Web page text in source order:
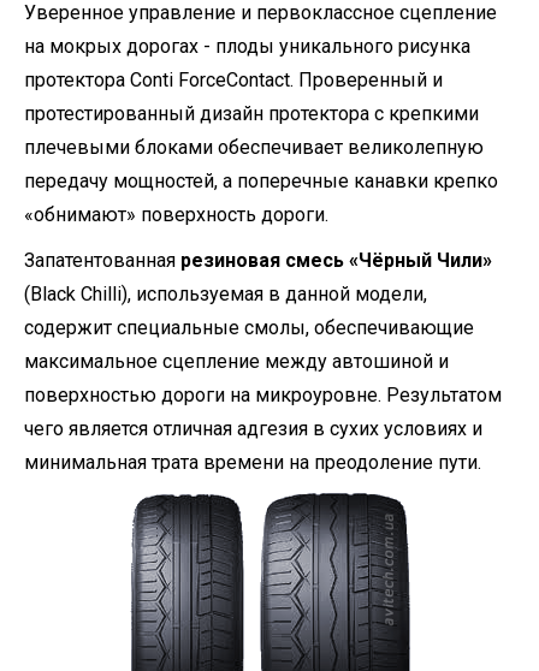
Уверенное управление и первоклассное сцепление
на мокрых дорогах - плоды уникального рисунка
протектора Conti ForceContact. Проверенный и
протестированный дизайн протектора с крепкими
плечевыми блоками обеспечивает великолепную
передачу мощностей, а поперечные канавки крепко
«обнимают» поверхность дороги.
Запатентованная резиновая смесь «Чёрный Чили»
(Black Chilli), используемая в данной модели,
содержит специальные смолы, обеспечивающие
максимальное сцепление между автошиной и
поверхностью дороги на микроуровне. Результатом
чего является отличная адгезия в сухих условиях и
минимальная трата времени на преодоление пути.